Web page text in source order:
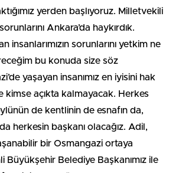
yerden başlıyoruz. Milletvekili
Ankara’da haykırdık.
insanlarımızın sorunlarını yetkim ne
bu konuda size söz
yaşayan insanımız en iyisini hak
kimse açıkta kalmayacak. Herkes
de kentlinin de esnafın da,
da herkesin başkanı olacağız. Adil,
bir Osmangazi ortaya
Büyükşehir Belediye Başkanımız ile